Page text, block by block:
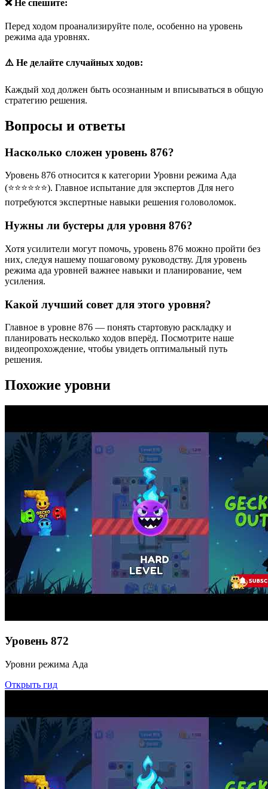
❌ Не спешите:
Перед ходом проанализируйте поле, особенно на уровень
режима ада уровнях.
⚠️ Не делайте случайных ходов:
Каждый ход должен быть осознанным и вписываться в общую
стратегию решения.
Вопросы и ответы
Насколько сложен уровень 876?
Уровень 876 относится к категории Уровни режима Ада
(⭐⭐⭐⭐⭐⭐). Главное испытание для экспертов Для него
потребуются экспертные навыки решения головоломок.
Нужны ли бустеры для уровня 876?
Хотя усилители могут помочь, уровень 876 можно пройти без
них, следуя нашему пошаговому руководству. Для уровень
режима ада уровней важнее навыки и планирование, чем
усиления.
Какой лучший совет для этого уровня?
Главное в уровне 876 — понять стартовую раскладку и
планировать несколько ходов вперёд. Посмотрите наше
видеопрохождение, чтобы увидеть оптимальный путь
решения.
Похожие уровни
Уровень 872
Уровни режима Ада
Открыть гид